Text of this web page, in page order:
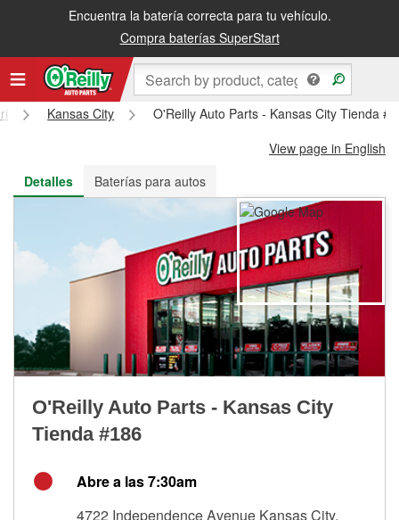
Encuentra la batería correcta para tu vehículo.
Compra baterías SuperStart
Recibe tu orden gratis al día siguiente o recógela en la tienda
Kansas City
O'Reilly Auto Parts - Kansas City Tienda
View page in English
Detalles
Baterías para autos
O'Reilly Auto Parts - Kansas City
Tienda #186
Abre a las 7:30am
4722 Independence Avenue Kansas City,